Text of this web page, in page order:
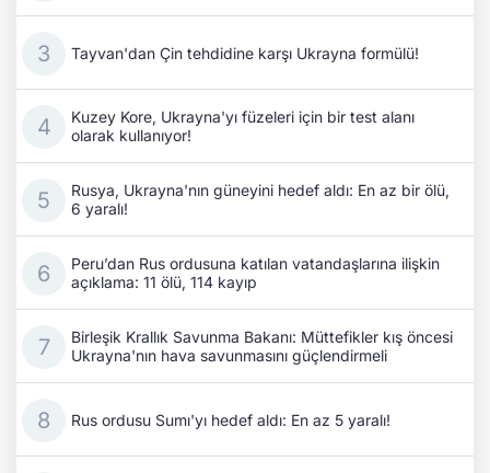
Tayvan'dan Çin tehdidine karşı Ukrayna formülü!
Kuzey Kore, Ukrayna'yı füzeleri için bir test alanı
olarak kullanıyor!
Rusya, Ukrayna'nın güneyini hedef aldı: En az bir ölü,
6 yaralı!
Peru’dan Rus ordusuna katılan vatandaşlarına ilişkin
açıklama: 11 ölü, 114 kayıp
Birleşik Krallık Savunma Bakanı: Müttefikler kış öncesi
Ukrayna'nın hava savunmasını güçlendirmeli
Rus ordusu Sumı'yı hedef aldı: En az 5 yaralı!